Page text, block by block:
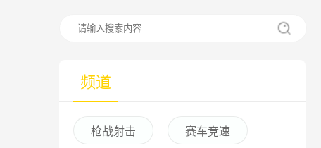
频道
枪战射击 赛车竞速